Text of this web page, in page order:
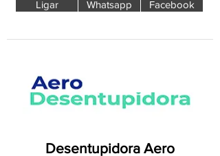
Ligar Whatsapp Facebook
Desentupidora Aero